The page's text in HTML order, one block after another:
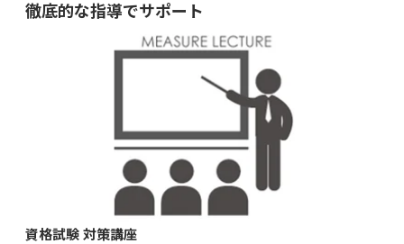
徹底的な指導でサポート
資格試験 対策講座